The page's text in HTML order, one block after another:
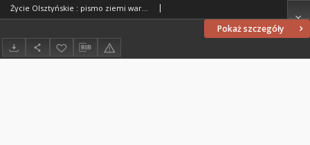
Pokaż szczegóły
Życie Olsztyńskie : pismo ziemi warmińsko-mazurskiej, 1954, nr 111